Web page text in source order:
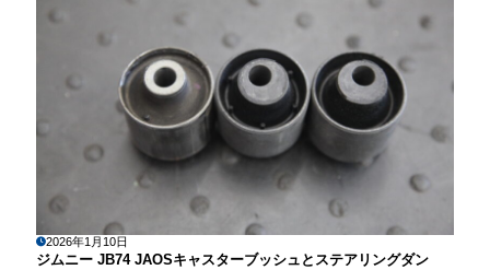
2026年1月10日
ジムニー JB74 JAOSキャスターブッシュとステアリングダン